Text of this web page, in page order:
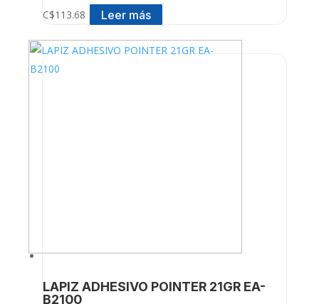
C$113.68 Leer más
LAPIZ ADHESIVO POINTER 21GR EA-
B2100